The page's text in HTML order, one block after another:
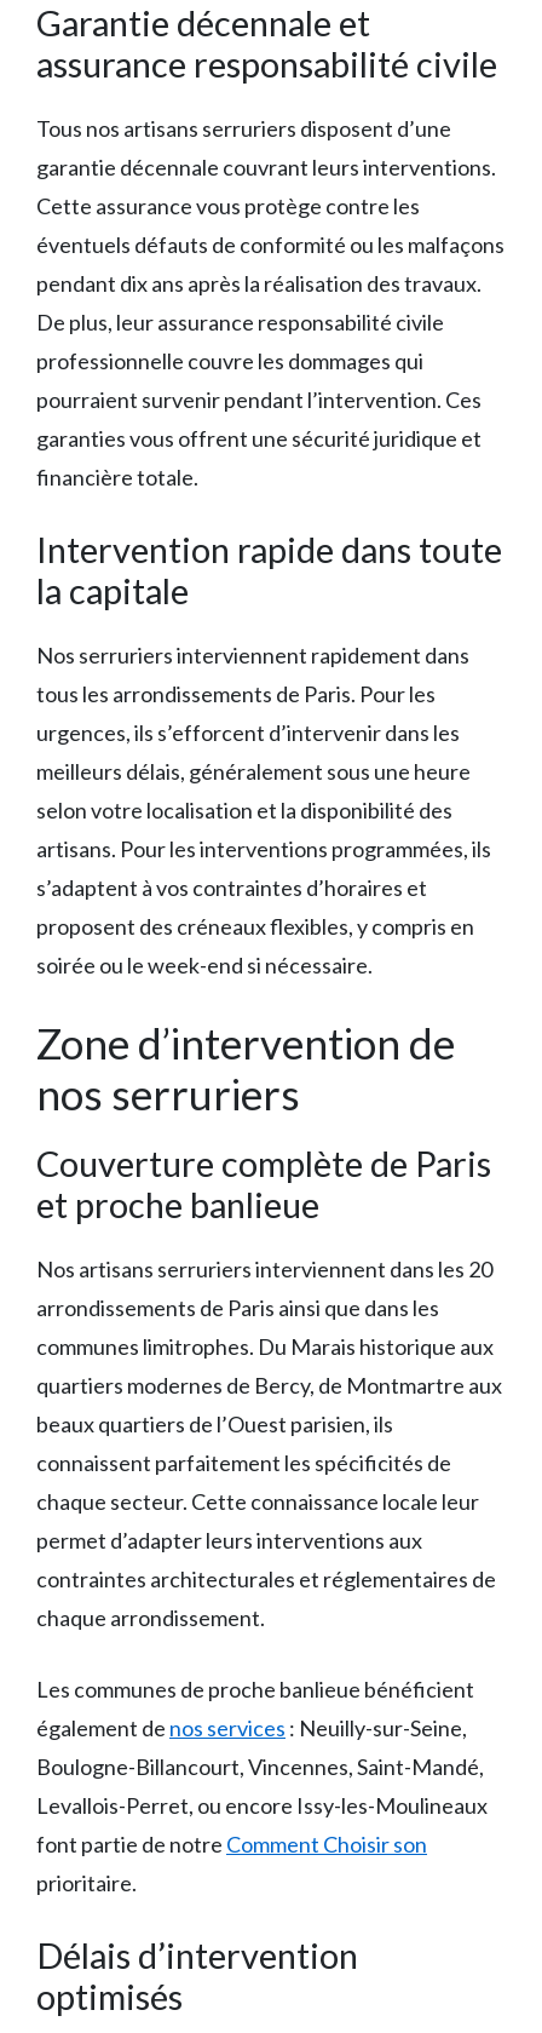
Garantie décennale et
assurance responsabilité civile
Tous nos artisans serruriers disposent d’une
garantie décennale couvrant leurs interventions.
Cette assurance vous protège contre les
éventuels défauts de conformité ou les malfaçons
pendant dix ans après la réalisation des travaux.
De plus, leur assurance responsabilité civile
professionnelle couvre les dommages qui
pourraient survenir pendant l’intervention. Ces
garanties vous offrent une sécurité juridique et
financière totale.
Intervention rapide dans toute
la capitale
Nos serruriers interviennent rapidement dans
tous les arrondissements de Paris. Pour les
urgences, ils s’efforcent d’intervenir dans les
meilleurs délais, généralement sous une heure
selon votre localisation et la disponibilité des
artisans. Pour les interventions programmées, ils
s’adaptent à vos contraintes d’horaires et
proposent des créneaux flexibles, y compris en
soirée ou le week-end si nécessaire.
Zone d’intervention de
nos serruriers
Couverture complète de Paris
et proche banlieue
Nos artisans serruriers interviennent dans les 20
arrondissements de Paris ainsi que dans les
communes limitrophes. Du Marais historique aux
quartiers modernes de Bercy, de Montmartre aux
beaux quartiers de l’Ouest parisien, ils
connaissent parfaitement les spécificités de
chaque secteur. Cette connaissance locale leur
permet d’adapter leurs interventions aux
contraintes architecturales et réglementaires de
chaque arrondissement.
Les communes de proche banlieue bénéficient
également de nos services : Neuilly-sur-Seine,
Boulogne-Billancourt, Vincennes, Saint-Mandé,
Levallois-Perret, ou encore Issy-les-Moulineaux
font partie de notre Comment Choisir son
prioritaire.
Délais d’intervention
optimisés